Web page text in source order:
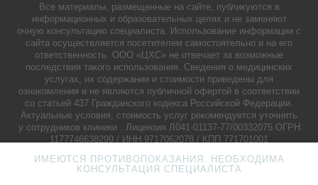
Все материалы, размещенные на сайте, публикуются в
информационных и образовательных целях и не заменяют
очную консультацию специалиста. Использование информации с
сайта осуществляется посетителем самостоятельно и на его
ответственность. ООО «ЦХС» не отвечает за возможные
последствия такого использования. Сведения о медицинских
услугах, их содержании и стоимости приведены для
ознакомления и не являются публичной офертой в соответствии
со статьей 437 Гражданского кодекса Российской Федерации.
Актуальные условия, стоимость услуг рекомендуется уточнять
у сотрудников клиники . Лицензия Л041-01137-77/00332075 ОГРН
1177746638299 / ИНН 9717062078 / КПП 771701001
ИМЕЮТСЯ ПРОТИВОПОКАЗАНИЯ. НЕОБХОДИМА
КОНСУЛЬТАЦИЯ СПЕЦИАЛИСТА